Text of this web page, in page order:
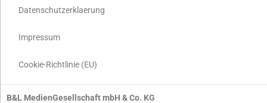
Datenschutzerklaerung
Impressum
Cookie-Richtlinie (EU)
B&L MedienGesellschaft mbH & Co. KG